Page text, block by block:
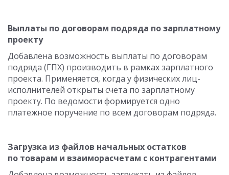
Выплаты по договорам подряда по зарплатному
проекту
Добавлена возможность выплаты по договорам
подряда (ГПХ) производить в рамках зарплатного
проекта. Применяется, когда у физических лиц-
исполнителей открыты счета по зарплатному
проекту. По ведомости формируется одно
платежное поручение по всем договорам подряда.
Загрузка из файлов начальных остатков
по товарам и взаиморасчетам с контрагентами